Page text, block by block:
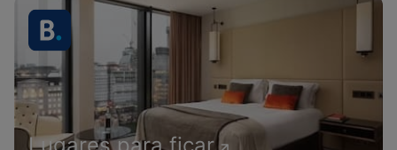
Lugares para ficar